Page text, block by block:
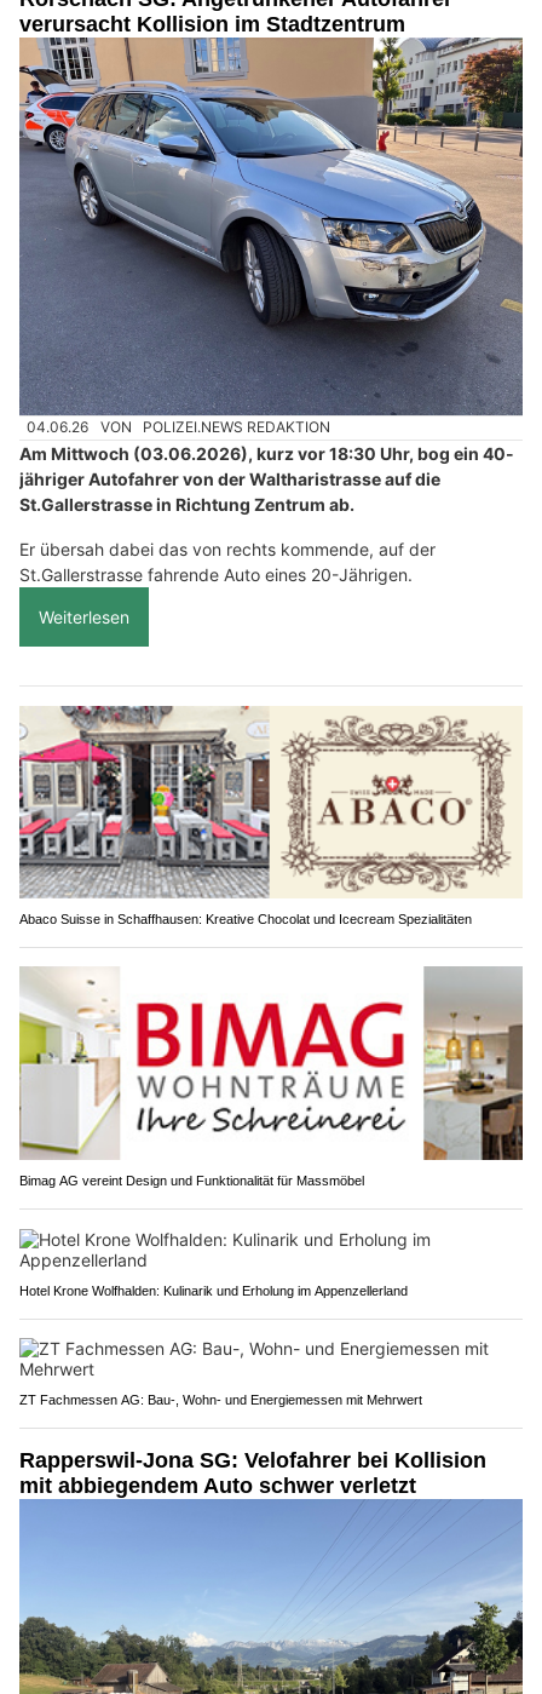
verursacht Kollision im Stadtzentrum
04.06.26 VON POLIZEI.NEWS REDAKTION
Am Mittwoch (03.06.2026), kurz vor 18:30 Uhr, bog ein 40-
jähriger Autofahrer von der Waltharistrasse auf die
St.Gallerstrasse in Richtung Zentrum ab.
Er übersah dabei das von rechts kommende, auf der
St.Gallerstrasse fahrende Auto eines 20-Jährigen.
Weiterlesen
Abaco Suisse in Schaffhausen: Kreative Chocolat und Icecream Spezialitäten
Bimag AG vereint Design und Funktionalität für Massmöbel
Hotel Krone Wolfhalden: Kulinarik und Erholung im Appenzellerland
ZT Fachmessen AG: Bau-, Wohn- und Energiemessen mit Mehrwert
Rapperswil-Jona SG: Velofahrer bei Kollision
mit abbiegendem Auto schwer verletzt